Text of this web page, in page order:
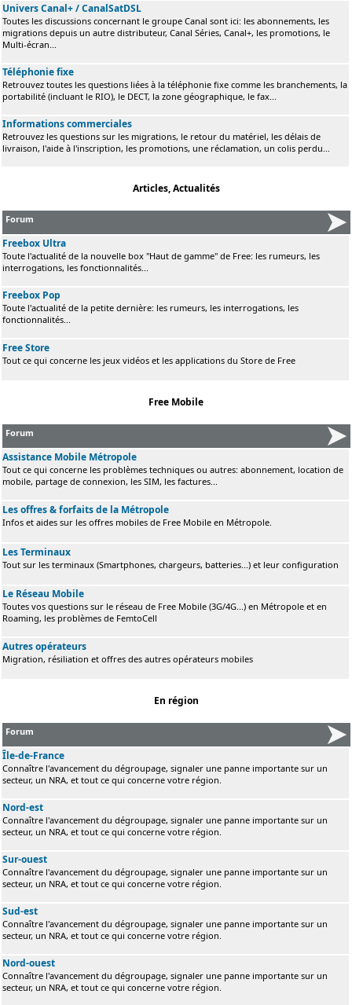
Univers Canal+ / CanalSatDSL
Toutes les discussions concernant le groupe Canal sont ici: les abonnements, les
migrations depuis un autre distributeur, Canal Séries, Canal+, les promotions, le
Multi-écran...
Téléphonie fixe
Retrouvez toutes les questions liées à la téléphonie fixe comme les branchements, la
portabilité (incluant le RIO), le DECT, la zone géographique, le fax...
Informations commerciales
Retrouvez les questions sur les migrations, le retour du matériel, les délais de
livraison, l'aide à l'inscription, les promotions, une réclamation, un colis perdu...
Articles, Actualités
Forum
Freebox Ultra
Toute l'actualité de la nouvelle box "Haut de gamme" de Free: les rumeurs, les
interrogations, les fonctionnalités...
Freebox Pop
Toute l'actualité de la petite dernière: les rumeurs, les interrogations, les
fonctionnalités...
Free Store
Tout ce qui concerne les jeux vidéos et les applications du Store de Free
Free Mobile
Forum
Assistance Mobile Métropole
Tout ce qui concerne les problèmes techniques ou autres: abonnement, location de
mobile, partage de connexion, les SIM, les factures...
Les offres & forfaits de la Métropole
Infos et aides sur les offres mobiles de Free Mobile en Métropole.
Les Terminaux
Tout sur les terminaux (Smartphones, chargeurs, batteries...) et leur configuration
Le Réseau Mobile
Toutes vos questions sur le réseau de Free Mobile (3G/4G...) en Métropole et en
Roaming, les problèmes de FemtoCell
Autres opérateurs
Migration, résiliation et offres des autres opérateurs mobiles
En région
Forum
Île-de-France
Connaître l'avancement du dégroupage, signaler une panne importante sur un
secteur, un NRA, et tout ce qui concerne votre région.
Nord-est
Connaître l'avancement du dégroupage, signaler une panne importante sur un
secteur, un NRA, et tout ce qui concerne votre région.
Sur-ouest
Connaître l'avancement du dégroupage, signaler une panne importante sur un
secteur, un NRA, et tout ce qui concerne votre région.
Sud-est
Connaître l'avancement du dégroupage, signaler une panne importante sur un
secteur, un NRA, et tout ce qui concerne votre région.
Nord-ouest
Connaître l'avancement du dégroupage, signaler une panne importante sur un
secteur, un NRA, et tout ce qui concerne votre région.